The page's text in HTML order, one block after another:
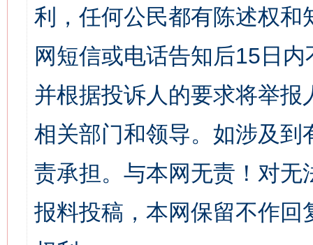
利，任何公民都有陈述权
网短信或电话告知后15日
并根据投诉人的要求将举
相关部门和领导。如涉及
责承担。与本网无责！对
报料投稿，本网保留不作